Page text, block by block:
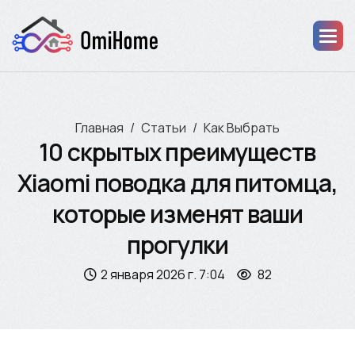
Главная Статьи Как Выбрать
10 скрытых преимуществ
Xiaomi поводка для питомца,
которые изменят ваши
прогулки
2 января 2026 г. 7:04 82